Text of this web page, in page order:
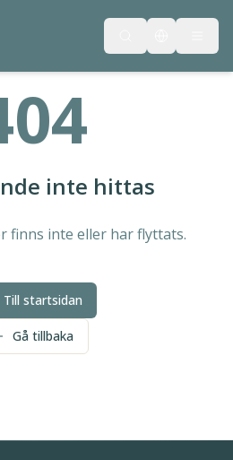
inte hittas
finns inte eller har flyttats.
Till startsidan
Gå tillbaka